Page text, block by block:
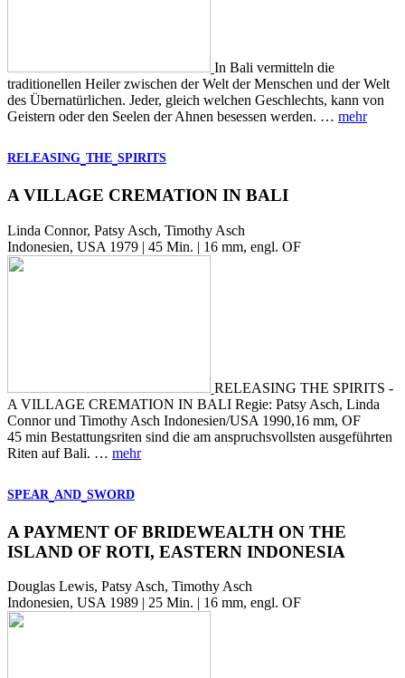
In Bali vermitteln die
traditionellen Heiler zwischen der Welt der Menschen und der Welt
des Übernatürlichen. Jeder, gleich welchen Geschlechts, kann von
Geistern oder den Seelen der Ahnen besessen werden. … mehr
RELEASING THE SPIRITS
A VILLAGE CREMATION IN BALI
Linda Connor, Patsy Asch, Timothy Asch
Indonesien, USA 1979 | 45 Min. | 16 mm, engl. OF
RELEASING THE SPIRITS -
A VILLAGE CREMATION IN BALI Regie: Patsy Asch, Linda
Connor und Timothy Asch Indonesien/USA 1990,16 mm, OF
45 min Bestattungsriten sind die am anspruchsvollsten ausgeführten
Riten auf Bali. … mehr
SPEAR AND SWORD
A PAYMENT OF BRIDEWEALTH ON THE
ISLAND OF ROTI, EASTERN INDONESIA
Douglas Lewis, Patsy Asch, Timothy Asch
Indonesien, USA 1989 | 25 Min. | 16 mm, engl. OF